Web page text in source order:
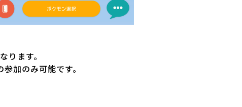
ります。
加のみ可能です。